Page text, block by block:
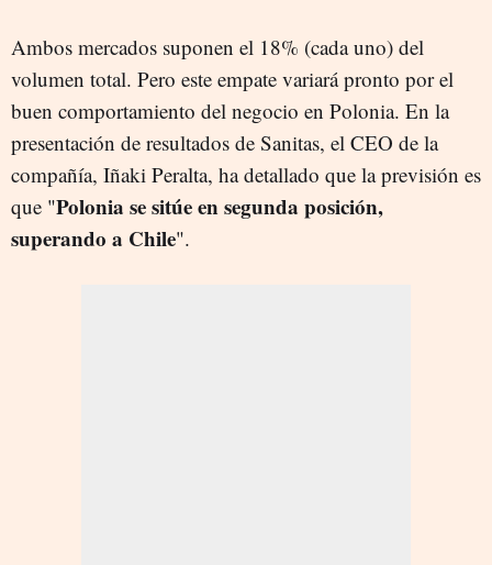
Ambos mercados suponen el 18% (cada uno) del
volumen total. Pero este empate variará pronto por el
buen comportamiento del negocio en Polonia. En la
presentación de resultados de Sanitas, el CEO de la
compañía, Iñaki Peralta, ha detallado que la previsión es
que "Polonia se sitúe en segunda posición,
superando a Chile".